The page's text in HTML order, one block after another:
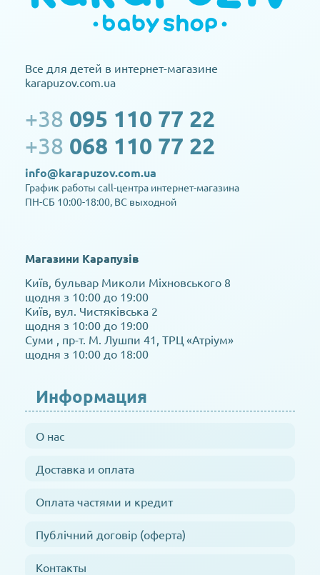
Все для детей в интернет-магазине
karapuzov.com.ua
+38 095 110 77 22
+38 068 110 77 22
info@karapuzov.com.ua
График работы call-центра интернет-магазина
ПН-СБ 10:00-18:00, ВС выходной
Магазини Карапузів
Київ, бульвар Миколи Міхновського 8
щодня з 10:00 до 19:00
Київ, вул. Чистяківська 2
щодня з 10:00 до 19:00
Суми , пр-т. М. Лушпи 41, ТРЦ «Атріум»
щодня з 10:00 до 18:00
Информация
О нас
Доставка и оплата
Оплата частями и кредит
Публічний договір (оферта)
Контакты